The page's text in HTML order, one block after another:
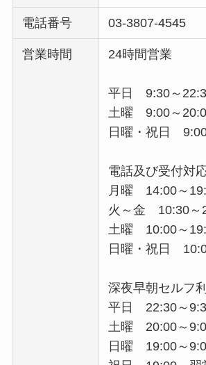
電話番号 03-3807-4545
営業時間 24時間営業
平日 9:30～
土曜 9:00～
日曜・祝日
電話及び受付対
月曜 14:00～
火～金 10:30～
土曜 10:00～
日曜・祝日
深夜早朝セルフ
平日 22:30～
土曜 20:00～
日曜 19:00～